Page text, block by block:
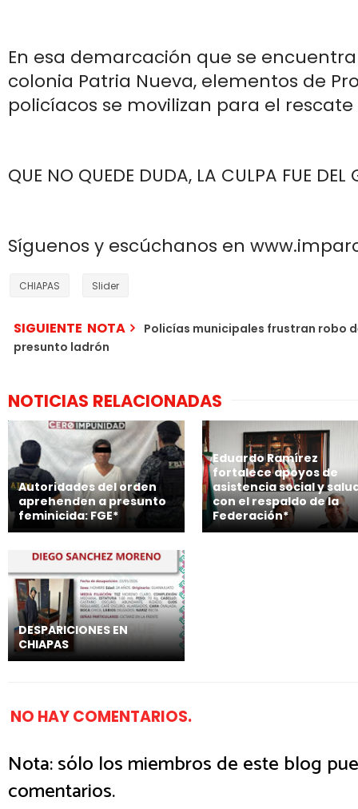
En esa demarcación que se
colonia Patria Nueva, elementos de
policíacos se movilizan para el
QUE NO QUEDE DUDA, LA CULPA FUE DEL
Síguenos y escúchanos en
CHIAPAS Slider
SIGUIENTE NOTA
Policías municipales frustran robo
presunto ladrón
NOTICIAS RELACIONADAS
Autoridades del orden
aprehenden a presunto
feminicida: FGE*
Eduardo Ramírez
fortalece apoyos de
asistencia social y
con el respaldo de la
Federación*
DESPARICIONES EN
CHIAPAS
NO HAY COMENTARIOS.
Nota: sólo los miembros de este blog
comentarios.